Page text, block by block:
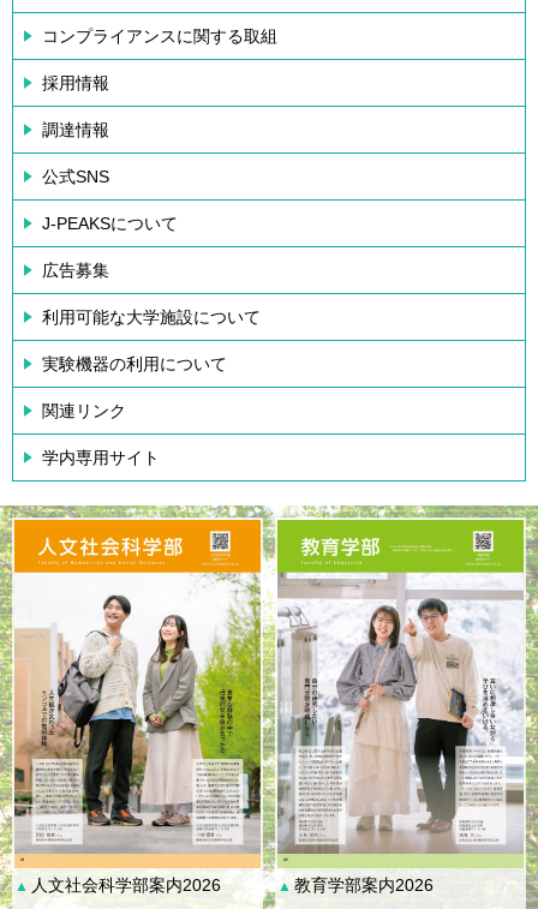
コンプライアンスに関する取組
採用情報
調達情報
公式SNS
J-PEAKSについて
広告募集
利用可能な大学施設について
実験機器の利用について
関連リンク
学内専用サイト
▲ 人文社会科学部案内2026 ▲ 教育学部案内2026